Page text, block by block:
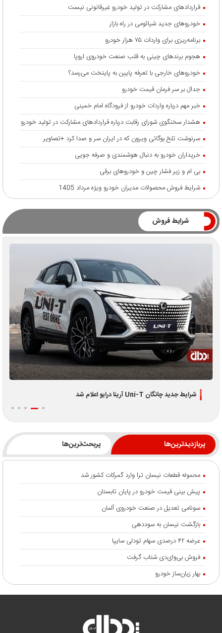
قراردادهای مشارکت در تولید خودرو غیرقانونی نیست
خودروهای جدید شیائومی در راه بازار
برنامه‌ریزی برای واردات ۷۵ هزار خودرو
هجوم برندهای چینی به قلب صنعت خودروی اروپا
خودروهای خارجی با تعرفه پایین به پایتخت می‌رسد؟
جدال بر سر فرمان قیمت خودرو
خبر مهم درباره واردات خودرو از فرودگاه امام خمینی
هشدار سخنگوی شورای رقابت درباره قرارداد‌های مشارکت در تولید خودرو
سرنوشت تلخ بوگاتی ویرون که در ایران سر و صدا کرد +تصاویر
خریداران خودرو به دنبال هوشمندی و صرفه جویی
بی ام و زیر فشار چین و خودروهای برقی
شرایط فروش محصولات مدیران خودرو ویژه مرداد 1405
شرایط فروش
اطلاعیه جدید فروش اقساطی لوکانو L7 و L8 ویژه تیر 1405
پربازدیدترین‌ها پربحث‌ترین‌ها
محموله قطعات نیسان ترا وارد گمرکات کشور شد
پیش بینی قیمت خودرو در پایان تابستان
سونامی تعدیل در صنعت خودروی آلمان
بازگشت نیسان به سوددهی
عرضه ۴۲ درصدی سهام تودلی سایپا
فروش بی‌وای‌دی شتاب گرفت
بهار زیان‌ساز خودرو